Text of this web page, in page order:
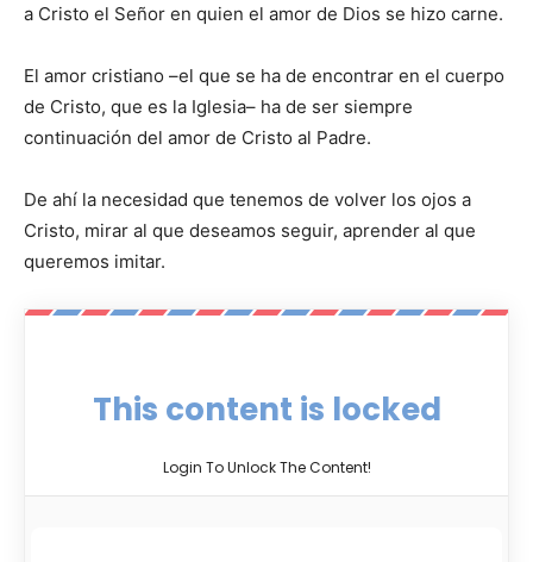
a Cristo el Señor en quien el amor de Dios se hizo carne.
El amor cristiano –el que se ha de encontrar en el cuerpo
de Cristo, que es la Iglesia– ha de ser siempre
continuación del amor de Cristo al Padre.
De ahí la necesidad que tenemos de volver los ojos a
Cristo, mirar al que deseamos seguir, aprender al que
queremos imitar.
This content is locked
Login To Unlock The Content!